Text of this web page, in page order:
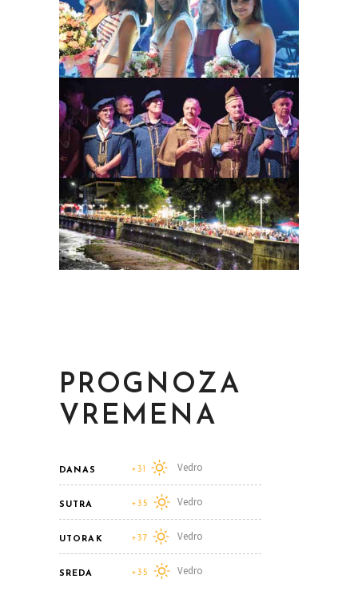
PROGNOZA
VREMENA
DANAS +31 Vedro
SUTRA +35 Vedro
UTORAK +37 Vedro
SREDA +35 Vedro